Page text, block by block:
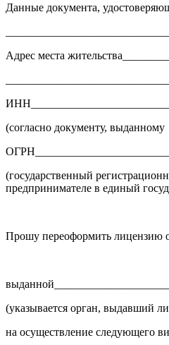
Данные документа,
Адрес места
(согласно документу,
(государственный
предпринимателе в единый
Прошу переоформить лицензию
(указываются
(указывается орган, выдавший
на осуществление следующего